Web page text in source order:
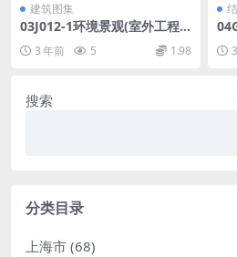
建筑图集
03J012-1环境景观(室外工程
3 年前 5 1.98
搜索
分类目录
上海市 (68)